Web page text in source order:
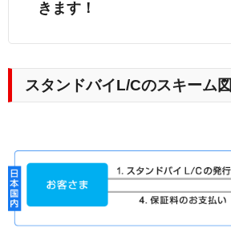
きます！
スタンドバイL/Cのスキーム図